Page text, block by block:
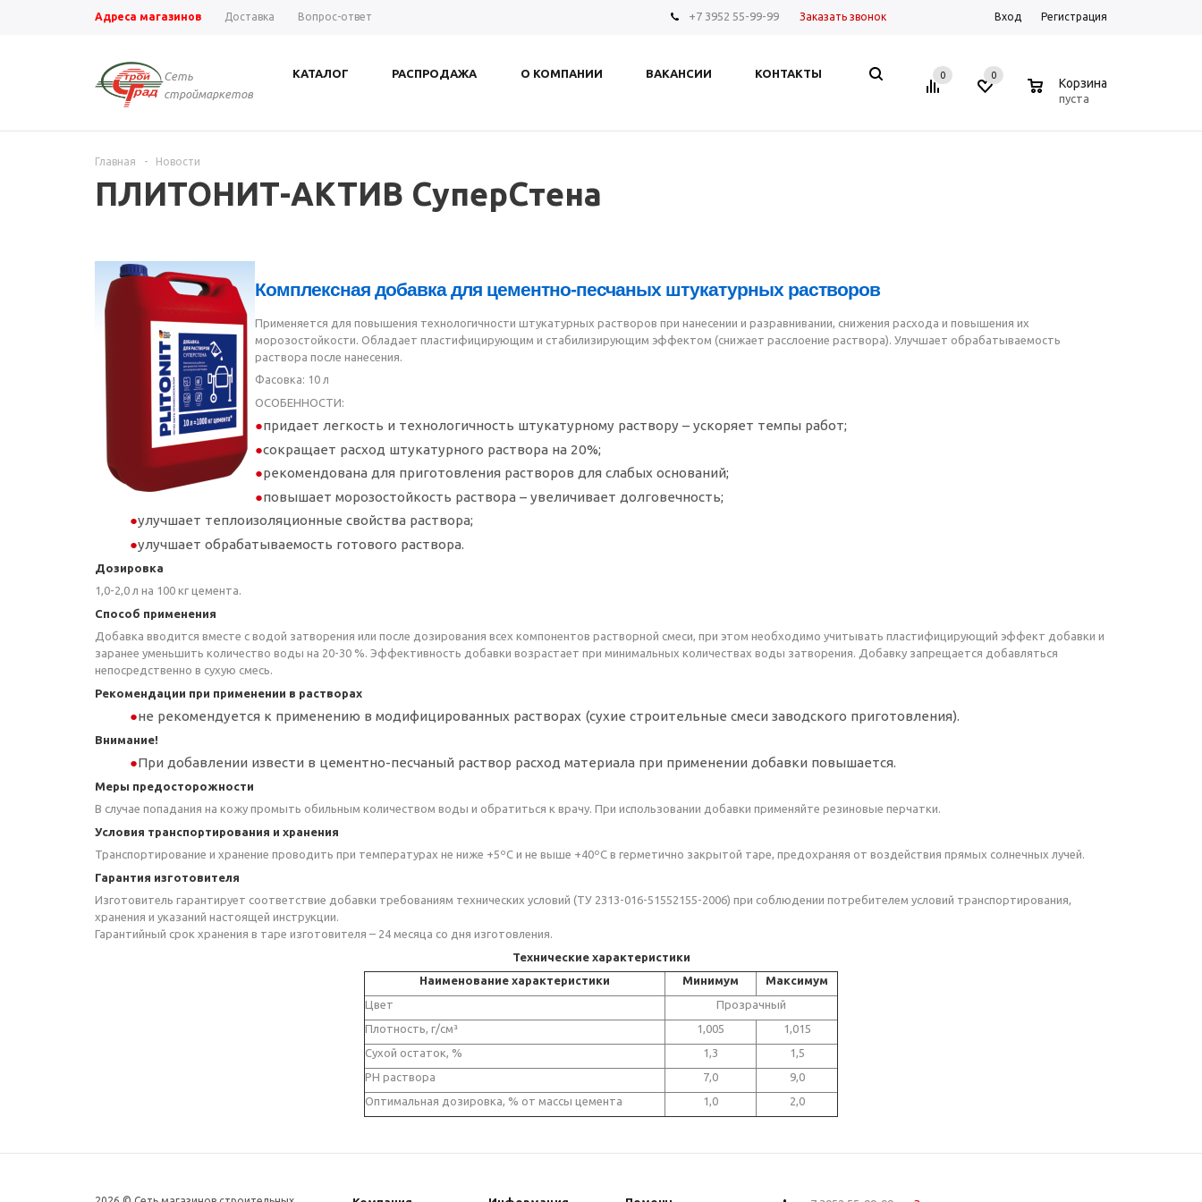
Адреса магазинов Доставка Вопрос-ответ +7 3952 55-99-99 Заказать звонок Вход Регистрация
Сеть
строймаркетов
КАТАЛОГ РАСПРОДАЖА О КОМПАНИИ ВАКАНСИИ КОНТАКТЫ 0 0
Корзина
пуста
Главная - Новости
ПЛИТОНИТ-АКТИВ СуперСтена
Комплексная добавка для цементно-песчаных штукатурных растворов
Применяется для повышения технологичности штукатурных растворов при нанесении и разравнивании, снижения расхода и повышения их
морозостойкости. Обладает пластифицирующим и стабилизирующим эффектом (снижает расслоение раствора). Улучшает обрабатываемость
раствора после нанесения.
Фасовка: 10 л
ОСОБЕННОСТИ:
придает легкость и технологичность штукатурному раствору – ускоряет темпы работ;
сокращает расход штукатурного раствора на 20%;
рекомендована для приготовления растворов для слабых оснований;
повышает морозостойкость раствора – увеличивает долговечность;
улучшает теплоизоляционные свойства раствора;
улучшает обрабатываемость готового раствора.
Дозировка
1,0-2,0 л на 100 кг цемента.
Способ применения
Добавка вводится вместе с водой затворения или после дозирования всех компонентов растворной смеси, при этом необходимо учитывать пластифицирующий эффект добавки и
заранее уменьшить количество воды на 20-30 %. Эффективность добавки возрастает при минимальных количествах воды затворения. Добавку запрещается добавляться
непосредственно в сухую смесь.
Рекомендации при применении в растворах
не рекомендуется к применению в модифицированных растворах (сухие строительные смеси заводского приготовления).
Внимание!
При добавлении извести в цементно-песчаный раствор расход материала при применении добавки повышается.
Меры предосторожности
В случае попадания на кожу промыть обильным количеством воды и обратиться к врачу. При использовании добавки применяйте резиновые перчатки.
Условия транспортирования и хранения
Транспортирование и хранение проводить при температурах не ниже +5ºС и не выше +40ºС в герметично закрытой таре, предохраняя от воздействия прямых солнечных лучей.
Гарантия изготовителя
Изготовитель гарантирует соответствие добавки требованиям технических условий (ТУ 2313-016-51552155-2006) при соблюдении потребителем условий транспортирования,
хранения и указаний настоящей инструкции.
Гарантийный срок хранения в таре изготовителя – 24 месяца со дня изготовления.
Технические характеристики
Наименование характеристики
Минимум
Максимум
Цвет
Прозрачный
Плотность, г/см³
1,005
1,015
Сухой остаток, %
1,3
1,5
РН раствора
7,0
9,0
Оптимальная дозировка, % от массы цемента
1,0 2,0